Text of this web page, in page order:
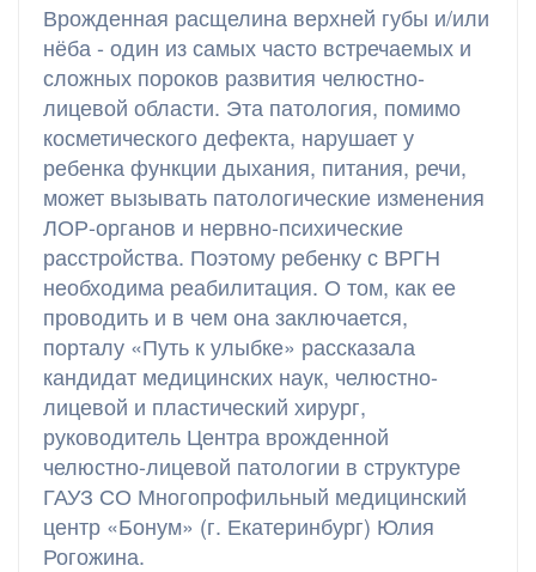
Врожденная расщелина верхней губы и/или
нёба - один из самых часто встречаемых и
сложных пороков развития челюстно-
лицевой области. Эта патология, помимо
косметического дефекта, нарушает у
ребенка функции дыхания, питания, речи,
может вызывать патологические изменения
ЛОР-органов и нервно-психические
расстройства. Поэтому ребенку с ВРГН
необходима реабилитация. О том, как ее
проводить и в чем она заключается,
порталу «Путь к улыбке» рассказала
кандидат медицинских наук, челюстно-
лицевой и пластический хирург,
руководитель Центра врожденной
челюстно-лицевой патологии в структуре
ГАУЗ СО Многопрофильный медицинский
центр «Бонум» (г. Екатеринбург) Юлия
Рогожина.